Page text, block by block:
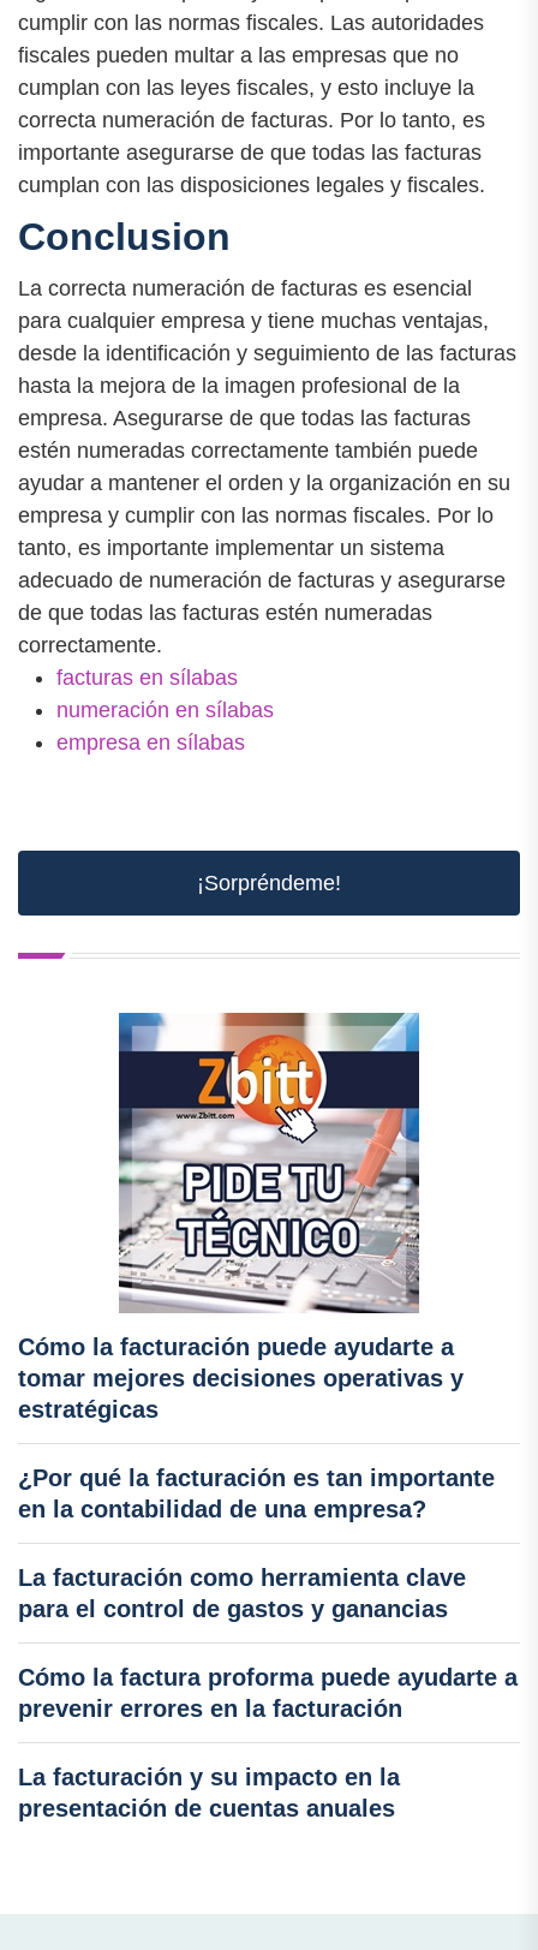
cumplir con las normas fiscales. Las autoridades
fiscales pueden multar a las empresas que no
cumplan con las leyes fiscales, y esto incluye la
correcta numeración de facturas. Por lo tanto, es
importante asegurarse de que todas las facturas
cumplan con las disposiciones legales y fiscales.
Conclusion
La correcta numeración de facturas es esencial
para cualquier empresa y tiene muchas ventajas,
desde la identificación y seguimiento de las facturas
hasta la mejora de la imagen profesional de la
empresa. Asegurarse de que todas las facturas
estén numeradas correctamente también puede
ayudar a mantener el orden y la organización en su
empresa y cumplir con las normas fiscales. Por lo
tanto, es importante implementar un sistema
adecuado de numeración de facturas y asegurarse
de que todas las facturas estén numeradas
correctamente.
facturas en sílabas
numeración en sílabas
empresa en sílabas
¡Sorpréndeme!
Cómo la facturación puede ayudarte a
tomar mejores decisiones operativas y
estratégicas
¿Por qué la facturación es tan importante
en la contabilidad de una empresa?
La facturación como herramienta clave
para el control de gastos y ganancias
Cómo la factura proforma puede ayudarte a
prevenir errores en la facturación
La facturación y su impacto en la
presentación de cuentas anuales